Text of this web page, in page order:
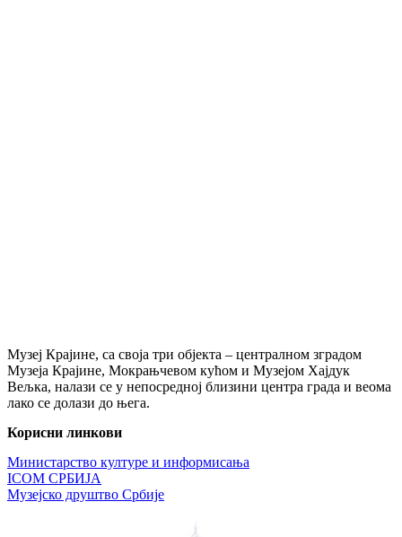
Музеј Крајине, са своја три објекта – централном зградом
Музеја Крајине, Мокрањчевом кућом и Музејом Хајдук
Вељка, налази се у непосредној близини центра града и веома
лако се долази до њега.
Корисни линкови
Министарство културе и информисања
ICOM СРБИЈА
Музејско друштво Србије